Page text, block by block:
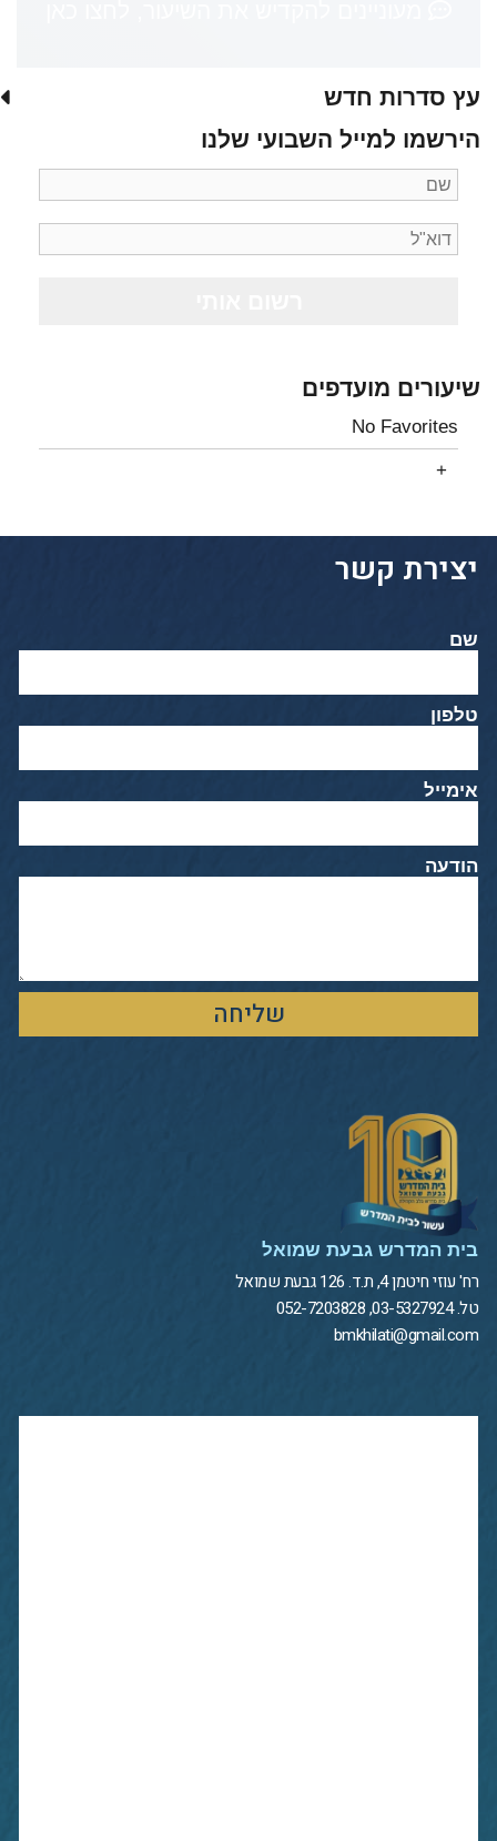
עץ סדרות חדש
הירשמו למייל השבועי שלנו
שיעורים מועדפים
No Favorites
יצירת קשר
שם
טלפון
אימייל
הודעה
שליחה
בית המדרש גבעת שמואל
רח' עוזי חיטמן 4, ת.ד. 126 גבעת שמואל
טל. 03-5327924, 052-7203828
bmkhilati@gmail.com